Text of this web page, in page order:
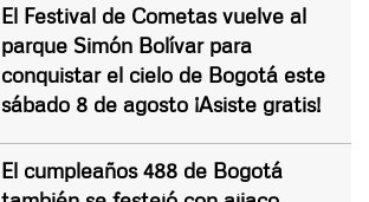
El Festival de Cometas vuelve al
parque Simón Bolívar para
conquistar el cielo de Bogotá este
sábado 8 de agosto ¡Asiste gratis!
El cumpleaños 488 de Bogotá